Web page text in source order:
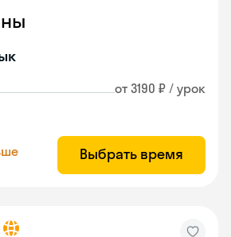
от 3190 ₽ / урок
Выбрать время